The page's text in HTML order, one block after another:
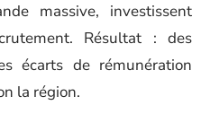
massive, investissent
Résultat : des
écarts de rémunération
la région.